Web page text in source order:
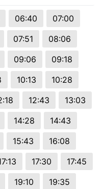
06:40
07:00
07:51
08:06
09:06
09:18
10:13
10:28
12:43
13:03
14:28
14:43
15:43
16:08
17:30
17:45
19:10
19:35